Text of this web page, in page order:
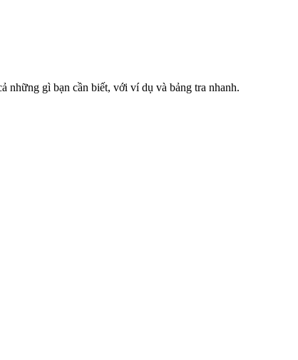
gì bạn cần biết, với ví dụ và bảng tra nhanh.